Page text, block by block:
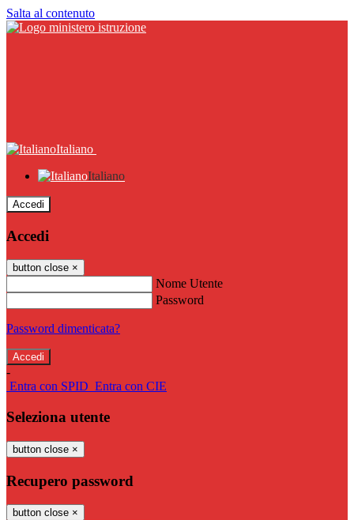
Salta al contenuto
Italiano
Italiano
Accedi
Accedi
button close ×
Nome Utente
Password
Password dimenticata?
-
Entra con SPID Entra con CIE
Seleziona utente
button close ×
Recupero password
button close ×